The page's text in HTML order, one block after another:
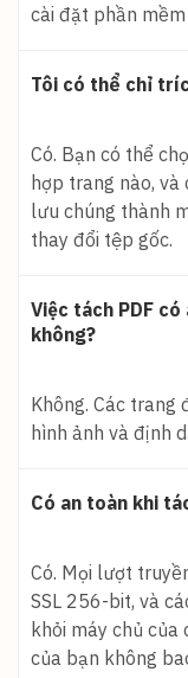
cài đặt phần
Tôi có thể chỉ
Có. Bạn có thể
hợp trang nào, và
lưu chúng thành
thay đổi tệp gốc.
Việc tách PDF
không?
Không. Các trang
hình ảnh và định
Có an toàn khi
Có. Mọi lượt
SSL 256-bit, và
khỏi máy chủ của
của bạn không